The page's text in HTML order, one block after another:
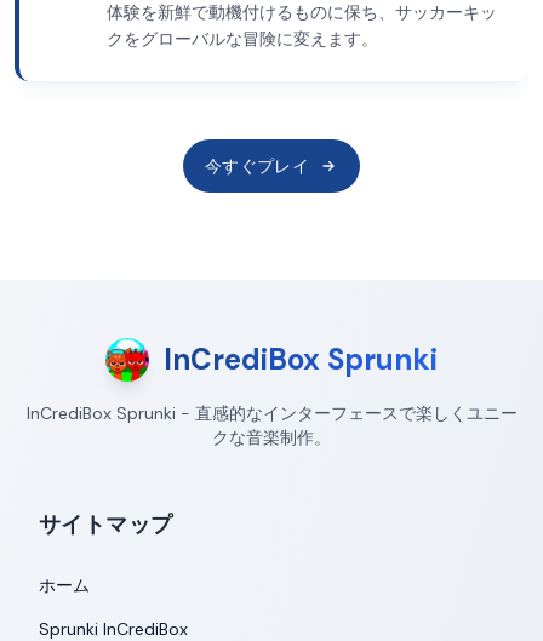
体験を新鮮で動機付けるものに保ち、サッカーキッ
クをグローバルな冒険に変えます。
今すぐプレイ
InCrediBox Sprunki
InCrediBox Sprunki - 直感的なインターフェースで楽しくユニー
クな音楽制作。
サイトマップ
ホーム
Sprunki InCrediBox